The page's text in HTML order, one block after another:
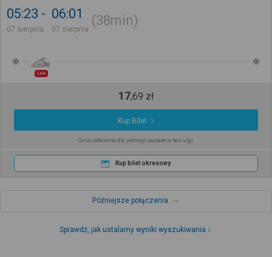
05:23
07 sierpnia
06:01
07 sierpnia
38min
ŁKA
17,69 zł
Kup Bilet
Cena całkowita dla jednego pasażera bez ulgi
Kup bilet okresowy
Późniejsze połączenia
Sprawdź, jak ustalamy wyniki wyszukiwania